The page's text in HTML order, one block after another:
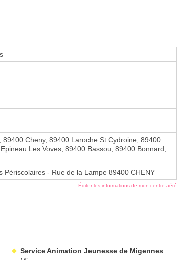
89400 Cheny, 89400 Laroche St Cydroine, 89400
Les Voves, 89400 Bassou, 89400 Bonnard,
Périscolaires - Rue de la Lampe 89400 CHENY
Éditer les informations de mon centre aéré
Service Animation Jeunesse de Migennes